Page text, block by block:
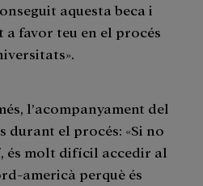
aquesta beca i
a favor teu en el procés
l’acompanyament del
durant el procés: «Si no
és molt difícil accedir al
americà perquè és